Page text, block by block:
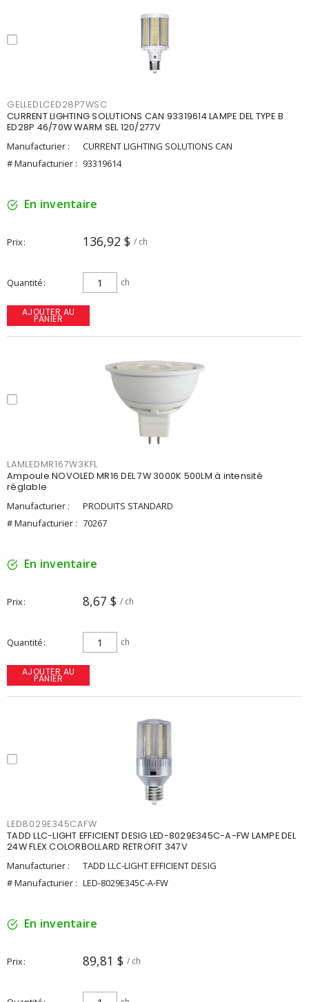
GELLEDLCED28P7WSC
CURRENT LIGHTING SOLUTIONS CAN 93319614 LAMPE DEL TYPE B
ED28P 46/70W WARM SEL 120/277V
Manufacturier :
CURRENT LIGHTING SOLUTIONS CAN
# Manufacturier : 93319614
En inventaire
Prix 136,92 $ / ch
Quantité ch
AJOUTER AU
PANIER
LAMLEDMR167W3KFL
Ampoule NOVOLED MR16 DEL 7W 3000K 500LM à intensité
réglable
Manufacturier :
PRODUITS STANDARD
# Manufacturier : 70267
En inventaire
Prix 8,67 $ / ch
Quantité ch
AJOUTER AU
PANIER
LED8029E345CAFW
TADD LLC-LIGHT EFFICIENT DESIG LED-8029E345C-A-FW LAMPE DEL
24W FLEX COLORBOLLARD RETROFIT 347V
Manufacturier :
TADD LLC-LIGHT EFFICIENT DESIG
# Manufacturier : LED-8029E345C-A-FW
En inventaire
Prix 89,81 $ / ch